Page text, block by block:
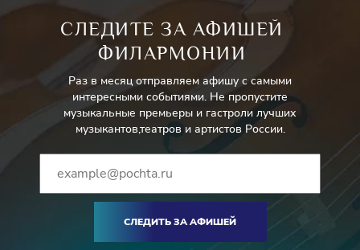
СЛЕДИТЕ ЗА АФИШЕЙ
ФИЛАРМОНИИ
Раз в месяц отправляем афишу с самыми
интересными событиями. Не пропустите
музыкальные премьеры и гастроли лучших
музыкантов,театров и артистов России.
СЛЕДИТЬ ЗА АФИШЕЙ